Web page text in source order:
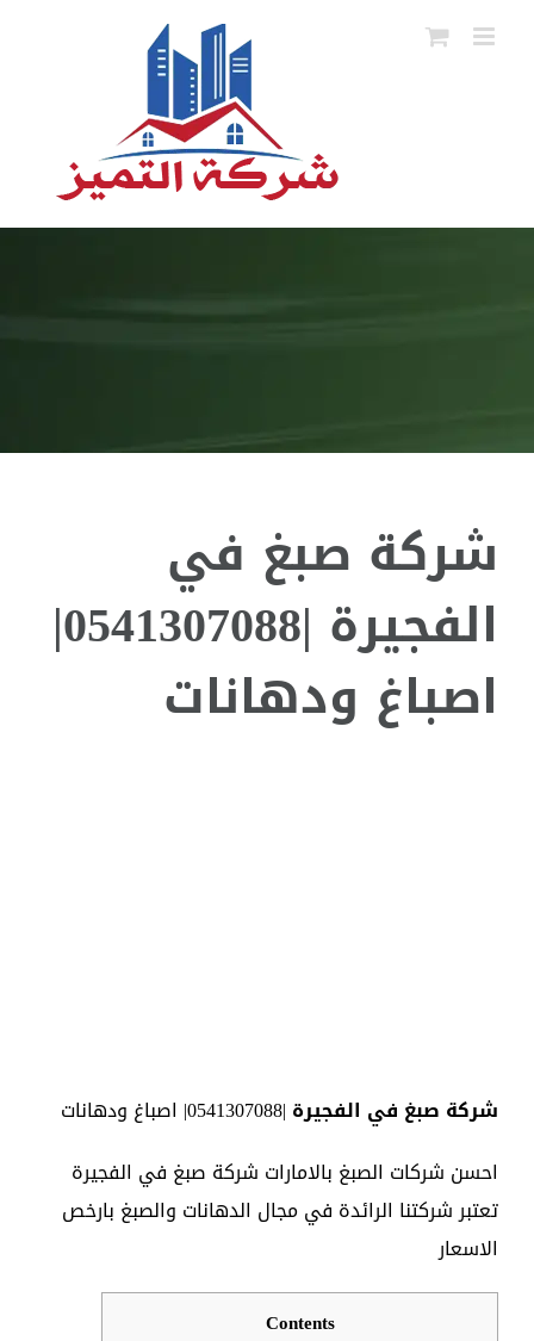
شركة صبغ في
الفجيرة |0541307088|
اصباغ ودهانات
شركة صبغ في الفجيرة |0541307088| اصباغ ودهانات
احسن شركات الصبغ بالامارات شركة صبغ في الفجيرة
تعتبر شركتنا الرائدة في مجال الدهانات والصبغ بارخص
الاسعار
Contents